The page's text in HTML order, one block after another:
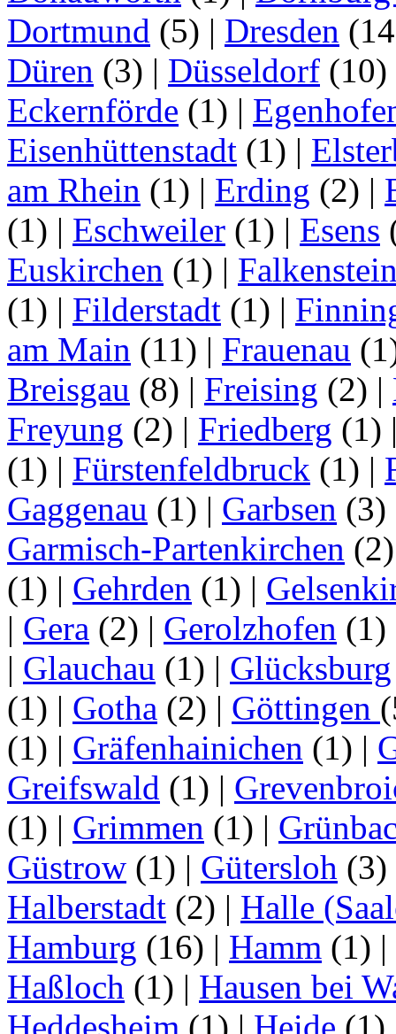
Dortmund (5) | Dresden
Düren (3) | Düsseldorf (10)
Eckernförde (1) |
Eisenhüttenstadt (1) |
am Rhein (1) | Erding (2) |
(1) | Eschweiler (1) | Esens
Euskirchen (1) |
(1) | Filderstadt (1) |
am Main (11) | Frauenau
Breisgau (8) | Freising (2) |
Freyung (2) | Friedberg (1)
(1) | Fürstenfeldbruck (1) |
Gaggenau (1) | Garbsen (3)
Garmisch-Partenkirchen
(1) | Gehrden (1) |
| Gera (2) | Gerolzhofen (1)
| Glauchau (1) | Glücksburg
(1) | Gotha (2) | Göttingen
(1) | Gräfenhainichen (1) |
Greifswald (1) |
(1) | Grimmen (1) |
Güstrow (1) | Gütersloh (3)
Halberstadt (2) | Halle
Hamburg (16) | Hamm (1) |
Haßloch (1) | Hausen bei